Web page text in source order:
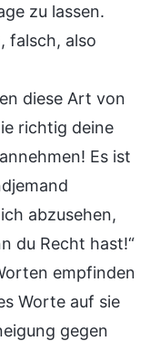
zu lassen.
falsch, also
diese Art von
richtig deine
Es ist
abzusehen,
du Recht hast!“
empfinden
Worte auf sie
gegen